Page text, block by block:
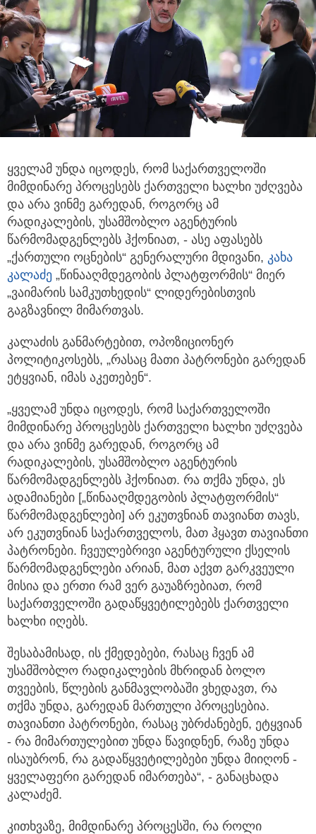
ყველამ უნდა იცოდეს, რომ საქართველოში
მიმდინარე პროცესებს ქართველი ხალხი უძღვება
და არა ვინმე გარედან, როგორც ამ
რადიკალების, უსამშობლო აგენტურის
წარმომადგენლებს ჰქონიათ, - ასე აფასებს
„ქართული ოცნების“ გენერალური მდივანი, კახა
კალაძე „წინააღმდეგობის პლატფორმის“ მიერ
„ვაიმარის სამკუთხედის“ ლიდერებისთვის
გაგზავნილ მიმართვას.
კალაძის განმარტებით, ოპოზიციონერ
პოლიტიკოსებს, „რასაც მათი პატრონები გარედან
ეტყვიან, იმას აკეთებენ“.
„ყველამ უნდა იცოდეს, რომ საქართველოში
მიმდინარე პროცესებს ქართველი ხალხი უძღვება
და არა ვინმე გარედან, როგორც ამ
რადიკალების, უსამშობლო აგენტურის
წარმომადგენლებს ჰქონიათ. რა თქმა უნდა, ეს
ადამიანები [„წინააღმდეგობის პლატფორმის“
წარმომადგენლები] არ ეკუთვნიან თავიანთ თავს,
არ ეკუთვნიან საქართველოს, მათ ჰყავთ თავიანთი
პატრონები. ჩვეულებრივი აგენტურული ქსელის
წარმომადგენლები არიან, მათ აქვთ გარკვეული
მისია და ერთი რამ ვერ გაუაზრებიათ, რომ
საქართველოში გადაწყვეტილებებს ქართველი
ხალხი იღებს.
შესაბამისად, ის ქმედებები, რასაც ჩვენ ამ
უსამშობლო რადიკალების მხრიდან ბოლო
თვეების, წლების განმავლობაში ვხედავთ, რა
თქმა უნდა, გარედან მართული პროცესებია.
თავიანთი პატრონები, რასაც უბრძანებენ, ეტყვიან
- რა მიმართულებით უნდა წავიდნენ, რაზე უნდა
ისაუბრონ, რა გადაწყვეტილებები უნდა მიიღონ -
ყველაფერი გარედან იმართება“, - განაცხადა
კალაძემ.
კითხვაზე, მიმდინარე პროცესში, რა როლი